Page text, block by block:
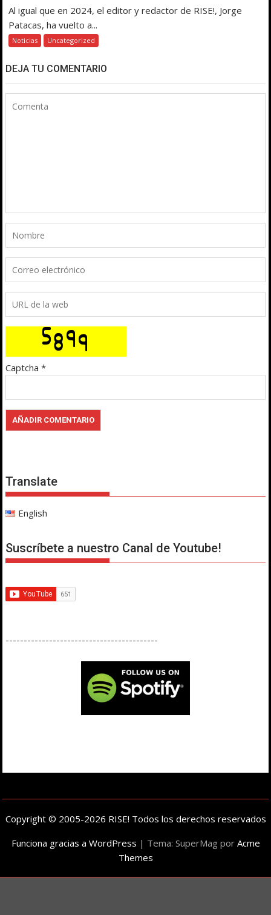
Al igual que en 2024, el editor y redactor de RISE!, Jorge
Patacas, ha vuelto a...
Noticias Uncategorized
DEJA TU COMENTARIO
Captcha *
Translate
English
Suscríbete a nuestro Canal de Youtube!
------------------------------------------
Copyright © 2005-2026 RISE! Todos los derechos reservados
Funciona gracias a WordPress | Tema: SuperMag por Acme
Themes